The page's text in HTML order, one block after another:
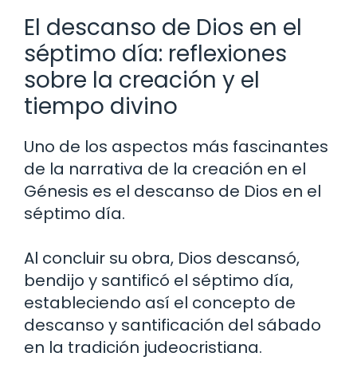
El descanso de Dios en el
séptimo día: reflexiones
sobre la creación y el
tiempo divino
Uno de los aspectos más fascinantes
de la narrativa de la creación en el
Génesis es el descanso de Dios en el
séptimo día.
Al concluir su obra, Dios descansó,
bendijo y santificó el séptimo día,
estableciendo así el concepto de
descanso y santificación del sábado
en la tradición judeocristiana.